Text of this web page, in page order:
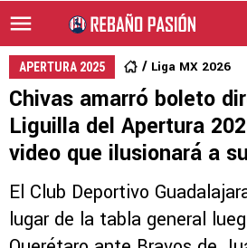
APERTURA 2025 Liga MX 2026
Chivas amarró boleto
Liguilla del Apertura
video que ilusionará a
El Club Deportivo
lugar de la tabla general